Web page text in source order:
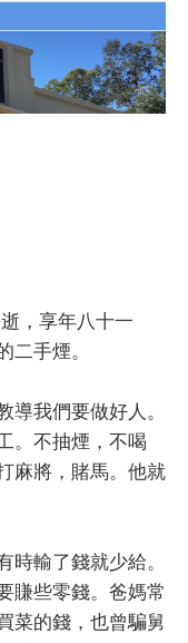
，享年八十一
手煙。
我們要做好人。
。不抽煙，不喝
麻將，賭馬。他就
輸了錢就少給。
賺些零錢。爸媽常
菜的錢，也曾騙舅